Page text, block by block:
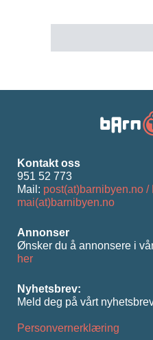
Kontakt oss
951 52 773
Mail: post(at)barnibyen.no /
mai(at)barnibyen.no
Annonser
Ønsker du å annonsere i
her
Nyhetsbrev:
Meld deg på vårt
Personvernerklæring